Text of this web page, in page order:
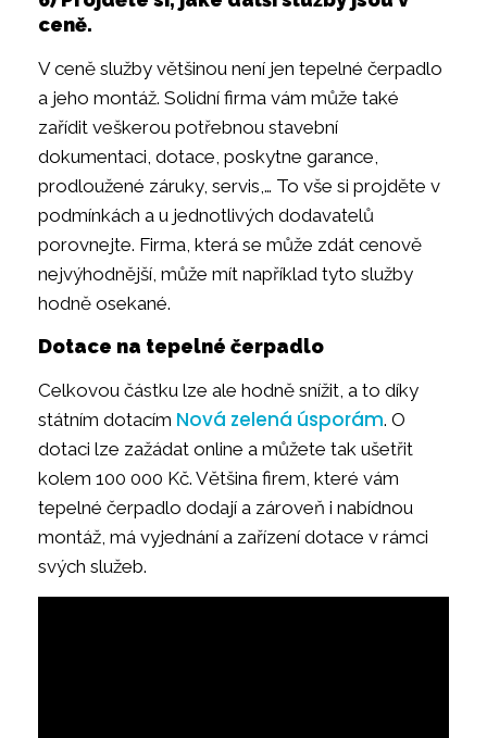
ceně.
V ceně služby většinou není jen tepelné čerpadlo
a jeho montáž. Solidní firma vám může také
zařídit veškerou potřebnou stavební
dokumentaci, dotace, poskytne garance,
prodloužené záruky, servis,… To vše si projděte v
podmínkách a u jednotlivých dodavatelů
porovnejte. Firma, která se může zdát cenově
nejvýhodnější, může mít například tyto služby
hodně osekané.
Dotace na tepelné čerpadlo
Celkovou částku lze ale hodně snížit, a to díky
státním dotacím Nová zelená úsporám. O
dotaci lze zažádat online a můžete tak ušetřit
kolem 100 000 Kč. Většina firem, které vám
tepelné čerpadlo dodají a zároveň i nabídnou
montáž, má vyjednání a zařízení dotace v rámci
svých služeb.